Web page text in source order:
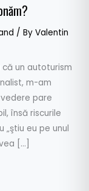
/ By Valentin
un autoturism
m-am
pare
însă riscurile
„ştiu eu pe unul
[…]